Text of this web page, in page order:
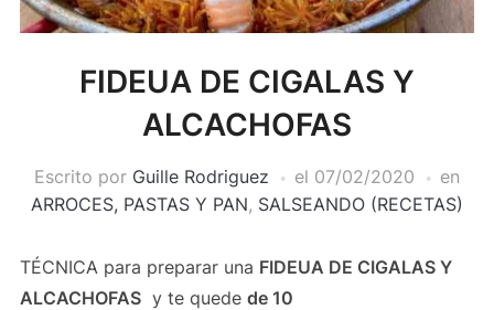
FIDEUA DE CIGALAS Y
ALCACHOFAS
Escrito por Guille Rodriguez el 07/02/2020
en
ARROCES, PASTAS Y PAN, SALSEANDO (RECETAS)
TÉCNICA para preparar una FIDEUA DE CIGALAS Y
ALCACHOFASy te quede de 10